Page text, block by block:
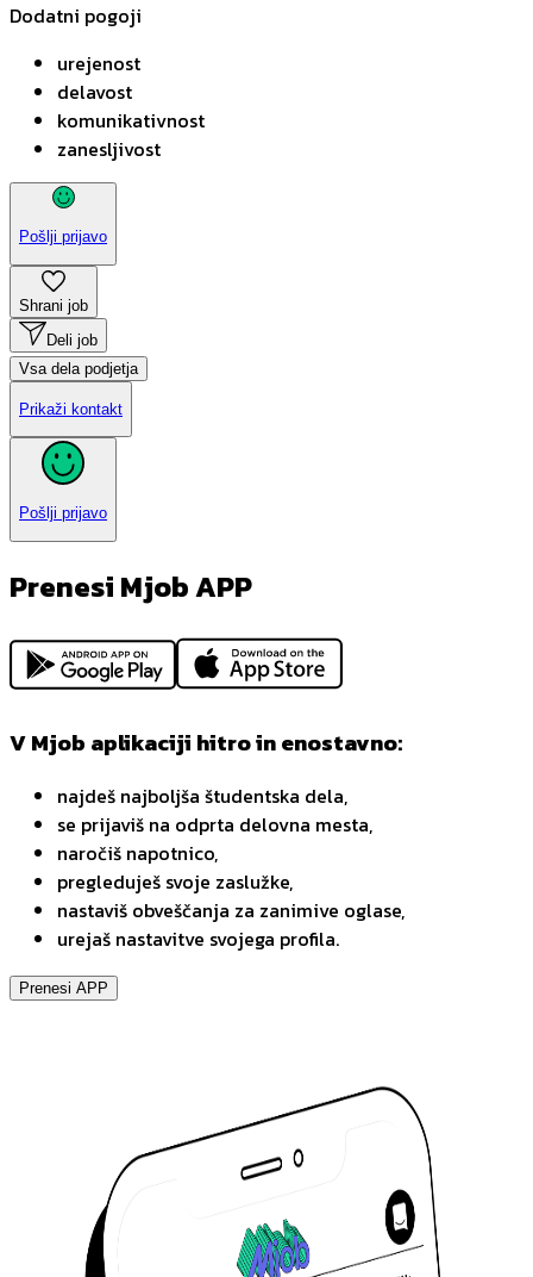
Dodatni pogoji
urejenost
delavost
komunikativnost
zanesljivost
Pošlji prijavo
Shrani job
Deli job
Vsa dela podjetja
Prikaži kontakt
Pošlji prijavo
Prenesi Mjob APP
V Mjob aplikaciji hitro in enostavno:
najdeš najboljša študentska dela,
se prijaviš na odprta delovna mesta,
naročiš napotnico,
pregleduješ svoje zaslužke,
nastaviš obveščanja za zanimive oglase,
urejaš nastavitve svojega profila.
Prenesi APP